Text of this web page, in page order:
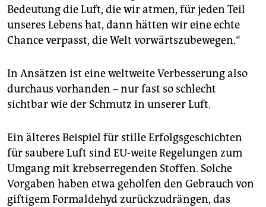
Bedeutung die Luft, die wir atmen, für jeden Teil
unseres Lebens hat, dann hätten wir eine echte
Chance verpasst, die Welt vorwärtszubewegen.“
In Ansätzen ist eine weltweite Verbesserung also
durchaus vorhanden – nur fast so schlecht
sichtbar wie der Schmutz in unserer Luft.
Ein älteres Beispiel für stille Erfolgsgeschichten
für saubere Luft sind EU-weite Regelungen zum
Umgang mit krebserregenden Stoffen. Solche
Vorgaben haben etwa geholfen den Gebrauch von
giftigem Formaldehyd zurückzudrängen, das